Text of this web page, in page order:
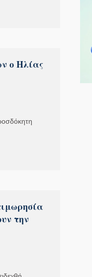
ο Ηλίας
την